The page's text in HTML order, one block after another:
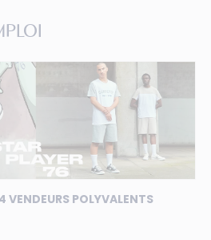
VENDEURS POLYVALENTS